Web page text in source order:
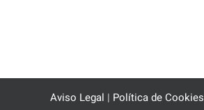
Aviso Legal | Política de Cookies